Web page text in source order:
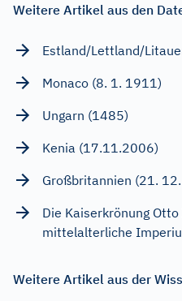
Weitere Artikel aus den
Estland/Lettland/
Monaco (8. 1. 1911)
Ungarn (1485)
Kenia (17.11.2006)
Großbritannien (21.
Die Kaiserkrönung
mittelalterliche
Weitere Artikel aus der